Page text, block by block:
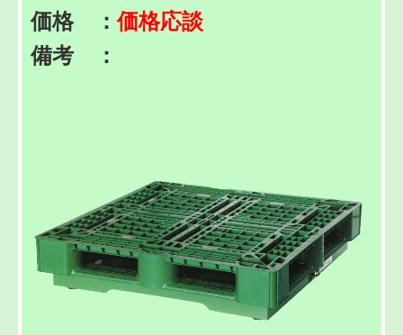
価格 ：価格応談
備考 ：